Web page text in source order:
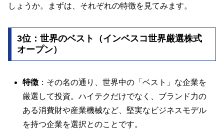
しょうか。まずは、それぞれの特徴を見てみます。
3位：世界のベスト（インベスコ世界厳選株式
オープン）
特徴 ：その名の通り、世界中の「ベスト」な企業を
厳選して投資。ハイテクだけでなく、ブランド力の
ある消費財や産業機械など、堅実なビジネスモデル
を持つ企業を選択とのことです。